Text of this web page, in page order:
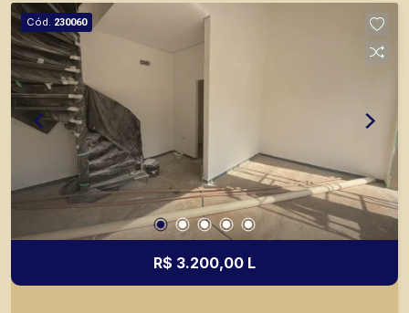
Cód. 230060
R$ 3.200,00 L